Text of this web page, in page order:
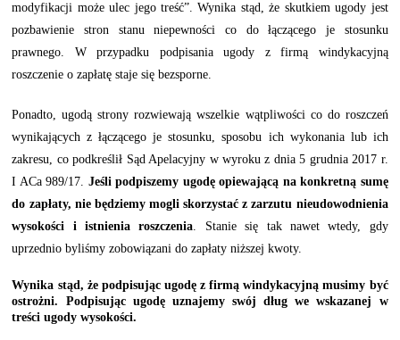
modyfikacji może ulec jego treść”. Wynika stąd, że skutkiem ugody jest
pozbawienie stron stanu niepewności co do łączącego je stosunku
prawnego. W przypadku podpisania ugody z firmą windykacyjną
roszczenie o zapłatę staje się bezsporne.
Ponadto, ugodą strony rozwiewają wszelkie wątpliwości co do roszczeń
wynikających z łączącego je stosunku, sposobu ich wykonania lub ich
zakresu, co podkreślił Sąd Apelacyjny w wyroku z dnia 5 grudnia 2017 r.
I ACa 989/17. Jeśli podpiszemy ugodę opiewającą na konkretną sumę
do zapłaty, nie będziemy mogli skorzystać z zarzutu nieudowodnienia
wysokości i istnienia roszczenia. Stanie się tak nawet wtedy, gdy
uprzednio byliśmy zobowiązani do zapłaty niższej kwoty.
Wynika stąd, że podpisując ugodę z firmą windykacyjną musimy być
ostrożni. Podpisując ugodę uznajemy swój dług we wskazanej w
treści ugody wysokości.